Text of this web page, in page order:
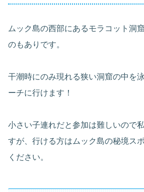
ムック島の西部にあるモラコット洞
のもありです。
干潮時にのみ現れる狭い洞窟の中を
ーチに行けます！
小さい子連れだと参加は難しいので
すが、行ける方はムック島の秘境ス
ください。